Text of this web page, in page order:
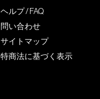
ヘルプ / FAQ
問い合わせ
サイトマップ
特商法に基づく表示